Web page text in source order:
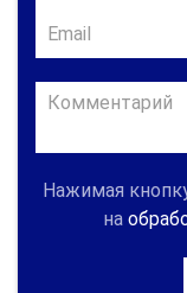
Нажимая
на